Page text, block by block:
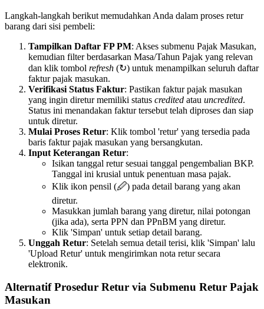
Langkah-langkah berikut memudahkan Anda dalam proses retur
barang dari sisi pembeli:
Tampilkan Daftar FP PM: Akses submenu Pajak Masukan,
kemudian filter berdasarkan Masa/Tahun Pajak yang relevan
dan klik tombol refresh (↻) untuk menampilkan seluruh daftar
faktur pajak masukan.
Verifikasi Status Faktur: Pastikan faktur pajak masukan
yang ingin diretur memiliki status credited atau uncredited.
Status ini menandakan faktur tersebut telah diproses dan siap
untuk diretur.
Mulai Proses Retur: Klik tombol 'retur' yang tersedia pada
baris faktur pajak masukan yang bersangkutan.
Input Keterangan Retur:
Isikan tanggal retur sesuai tanggal pengembalian BKP.
Tanggal ini krusial untuk penentuan masa pajak.
Klik ikon pensil (🖉) pada detail barang yang akan
diretur.
Masukkan jumlah barang yang diretur, nilai potongan
(jika ada), serta PPN dan PPnBM yang diretur.
Klik 'Simpan' untuk setiap detail barang.
Unggah Retur: Setelah semua detail terisi, klik 'Simpan' lalu
'Upload Retur' untuk mengirimkan nota retur secara
elektronik.
Alternatif Prosedur Retur via Submenu Retur Pajak
Masukan